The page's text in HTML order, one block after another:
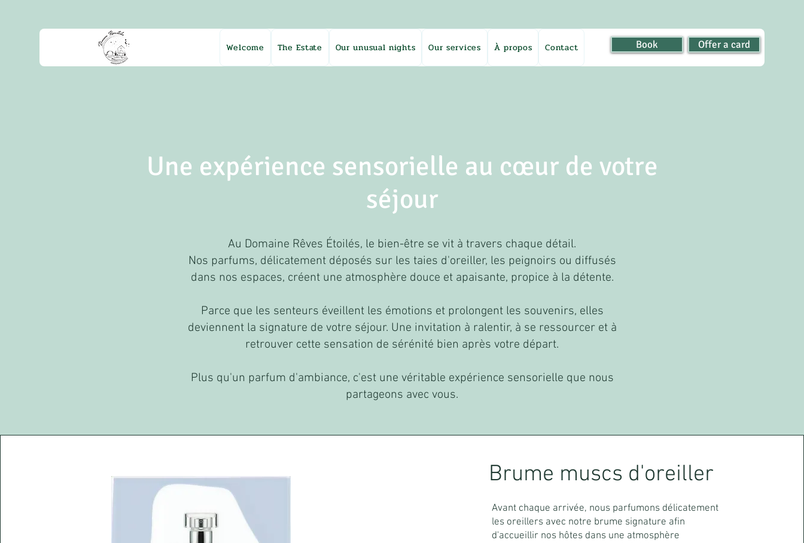
Welcome The Estate Our unusual nights Our services À propos Contact Offer a card
Book
Une expérience sensorielle au cœur de votre
séjour
Au Domaine Rêves Étoilés, le bien-être se vit à travers chaque détail.
Nos parfums, délicatement déposés sur les taies d'oreiller, les peignoirs ou diffusés
dans nos espaces, créent une atmosphère douce et apaisante, propice à la détente.
Parce que les senteurs éveillent les émotions et prolongent les souvenirs, elles
deviennent la signature de votre séjour. Une invitation à ralentir, à se ressourcer et à
retrouver cette sensation de sérénité bien après votre départ.
Plus qu'un parfum d'ambiance, c'est une véritable expérience sensorielle que nous
partageons avec vous.
Brume muscs d'oreiller
Avant chaque arrivée, nous parfumons délicatement
les oreillers avec notre brume signature afin
d'accueillir nos hôtes dans une atmosphère